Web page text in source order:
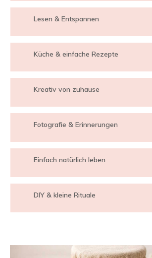
Lesen & Entspannen
Küche & einfache Rezepte
Kreativ von zuhause
Fotografie & Erinnerungen
Einfach natürlich leben
DIY & kleine Rituale